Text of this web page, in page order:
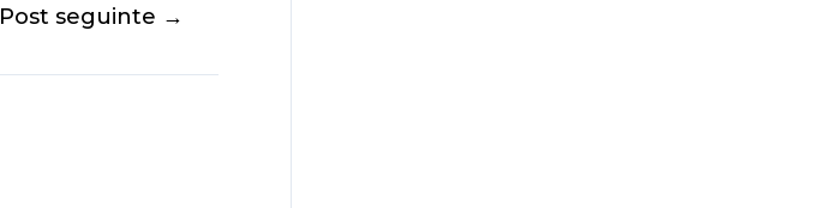
Post seguinte →